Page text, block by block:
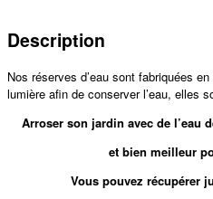
Description
Nos réserves d’eau sont fabriquées
lumière afin de conserver l’eau, elles
Arroser son jardin avec de l’eau
et bien meilleur
Vous pouvez récupérer